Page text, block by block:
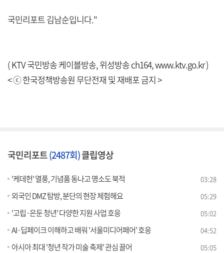
국민리포트 김남순입니다."
( KTV 국민방송 케이블방송, 위성방송 ch164,www.ktv.go.kr)
< ⓒ 한국정책방송원 무단전재 및 재배포 금지 >
국민리포트(2487회)클립영상
'케데헌' 열풍, 기념품 동나고 명소도 북적 03:28
외국인 DMZ 탐방, 분단의 현장 체험해요 05:29
'고립·은둔 청년' 다양한 지원 사업 호응 05:02
AI·딥페이크 이해하고 배워 '서울미디어페어' 호응 04:52
아시아 최대 '청년 작가 미술 축제' 관심 끌어 05:05